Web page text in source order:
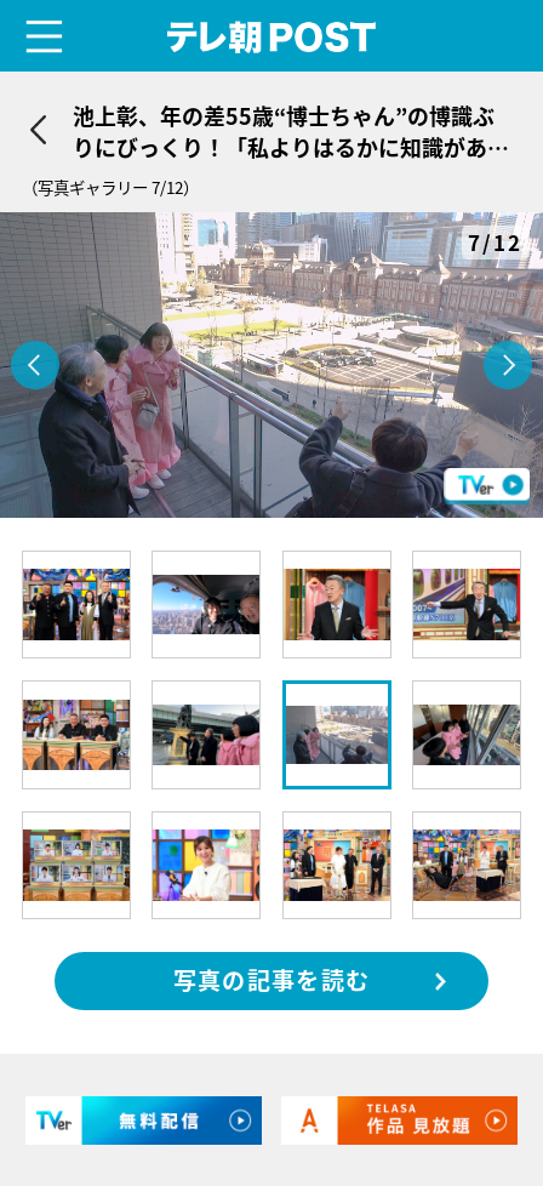
池上彰、年の差55歳“博士ちゃん”の博識ぶ
りにびっくり！「私よりはるかに知識があ
る」
（写真ギャラリー 7/12）
7/12
写真の記事を読む